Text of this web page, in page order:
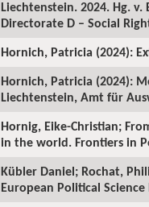
Liechtenstein. 2024. Hg.
Directorate D – Social
Hornich, Patricia (2024):
Hornich, Patricia (2024):
Liechtenstein, Amt für
Hornig, Eike-Christian;
in the world. Frontiers in
Kübler Daniel; Rochat,
European Political